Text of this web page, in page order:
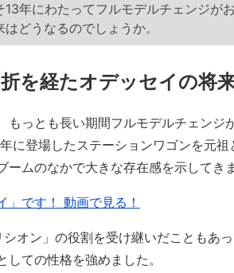
年にわたってフルモデルチェンジが
どうなるのでしょうか。
を経たオデッセイの将
っとも長い期間フルモデルチェンジ
に登場したステーションワゴンを元祖
ムのなかで大きな存在感を示してき
」です！ 動画で見る！
オン」の役割を受け継いだこともあ
ての性格を強めました。